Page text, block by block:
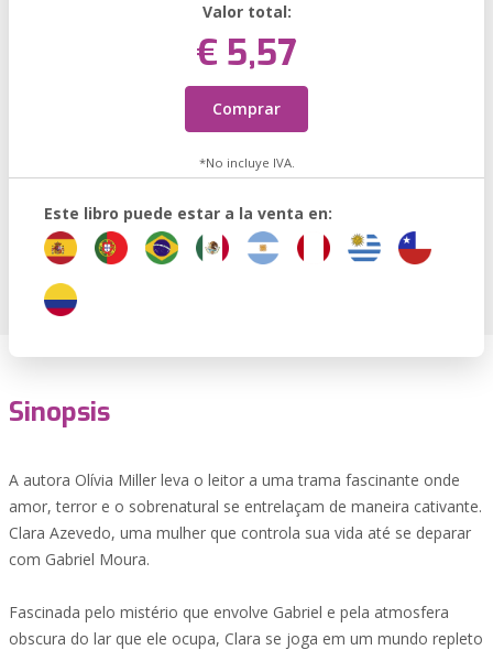
Valor total:
€ 5,57
Comprar
*No incluye IVA.
Este libro puede estar a la venta en:
Sinopsis
A autora Olívia Miller leva o leitor a uma trama fascinante onde
amor, terror e o sobrenatural se entrelaçam de maneira cativante.
Clara Azevedo, uma mulher que controla sua vida até se deparar
com Gabriel Moura.
Fascinada pelo mistério que envolve Gabriel e pela atmosfera
obscura do lar que ele ocupa, Clara se joga em um mundo repleto